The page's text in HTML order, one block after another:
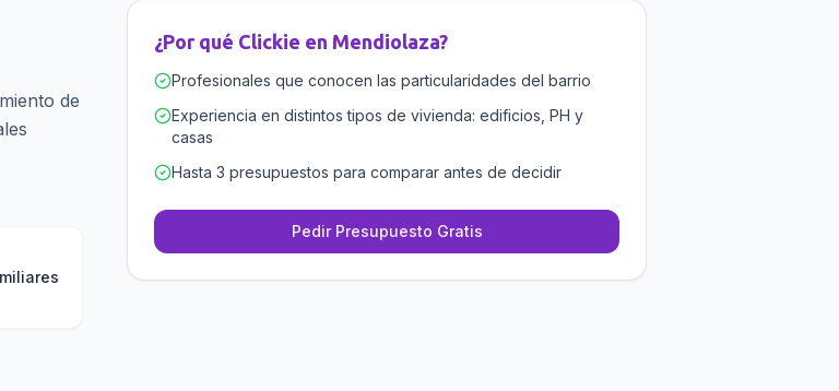
de
¿Por qué Clickie en Mendiolaza?
Profesionales que conocen las particularidades del barrio
Experiencia en distintos tipos de vivienda: edificios, PH y
casas
Hasta 3 presupuestos para comparar antes de decidir
Pedir Presupuesto Gratis